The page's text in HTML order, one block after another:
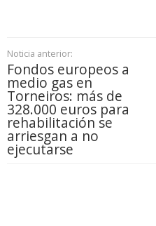
Noticia anterior:
Fondos europeos a
medio gas en
Torneiros: más de
328.000 euros para
rehabilitación se
arriesgan a no
ejecutarse